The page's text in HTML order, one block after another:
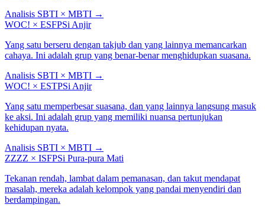
Analisis SBTI × MBTI →
WOC! × ESFPSi Anjir
Yang satu berseru dengan takjub dan yang lainnya memancarkan
cahaya. Ini adalah grup yang benar-benar menghidupkan suasana.
Analisis SBTI × MBTI →
WOC! × ESTPSi Anjir
Yang satu memperbesar suasana, dan yang lainnya langsung masuk
ke aksi. Ini adalah grup yang memiliki nuansa pertunjukan
kehidupan nyata.
Analisis SBTI × MBTI →
ZZZZ × ISFPSi Pura-pura Mati
Tekanan rendah, lambat dalam pemanasan, dan takut mendapat
masalah, mereka adalah kelompok yang pandai menyendiri dan
berdampingan.